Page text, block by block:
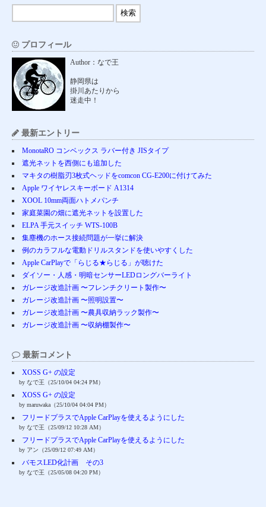
プロフィール
Author：なで王
静岡県は
掛川あたりから
迷走中！
最新エントリー
MonotaRO コンベックス ラバー付き JISタイプ
遮光ネットを西側にも追加した
マキタの樹脂刃3枚式ヘッドをcomcon CG-E200に付けてみた
Apple ワイヤレスキーボード A1314
XOOL 10mm両面ハトメパンチ
家庭菜園の畑に遮光ネットを設置した
ELPA 手元スイッチ WTS-100B
集塵機のホース接続問題が一挙に解決
例のカラフルな電動ドリルスタンドを使いやすくした
Apple CarPlayで「らじる★らじる」が聴けた
ダイソー・人感・明暗センサーLEDロングバーライト
ガレージ改造計画 〜フレンチクリート製作〜
ガレージ改造計画 〜照明設置〜
ガレージ改造計画 〜農具収納ラック製作〜
ガレージ改造計画 〜収納棚製作〜
最新コメント
XOSS G+ の設定
by なで王（25/10/04 04:24 PM）
XOSS G+ の設定
by maruwaka（25/10/04 04:04 PM）
フリードプラスでApple CarPlayを使えるようにした
by なで王（25/09/12 10:28 AM）
フリードプラスでApple CarPlayを使えるようにした
by アン（25/09/12 07:49 AM）
バモスLED化計画 その3
by なで王（25/05/08 04:20 PM）